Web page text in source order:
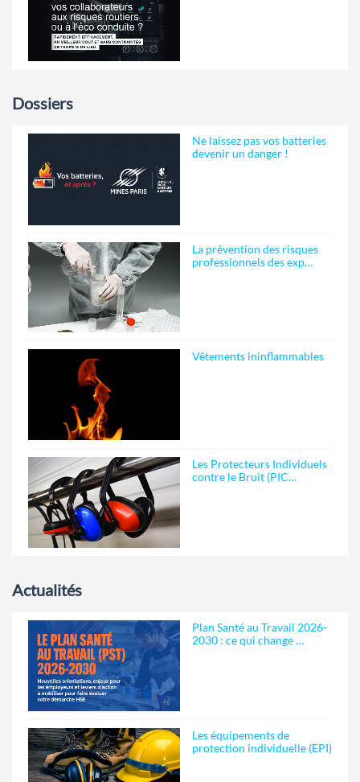
Dossiers
Ne laissez pas vos batteries
devenir un danger !
La prévention des risques
professionnels des exp…
Vêtements ininflammables
Les Protecteurs Individuels
contre le Bruit (PIC…
Actualités
Plan Santé au Travail 2026-
2030 : ce qui change …
Les équipements de
protection individuelle (EPI)